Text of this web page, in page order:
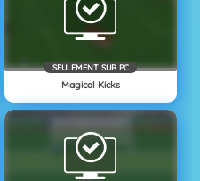
SEULEMENT SUR PC
Magical Kicks